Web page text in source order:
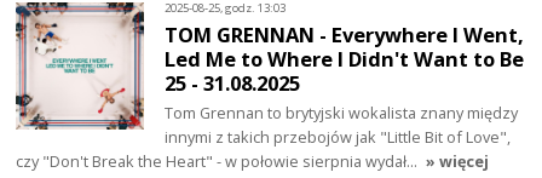
2025-08-25, godz. 13:03
TOM GRENNAN - Everywhere I Went,
Led Me to Where I Didn't Want to Be
25 - 31.08.2025
Tom Grennan to brytyjski wokalista znany między
innymi z takich przebojów jak "Little Bit of Love",
czy "Don't Break the Heart" - w połowie sierpnia wydał… » więcej